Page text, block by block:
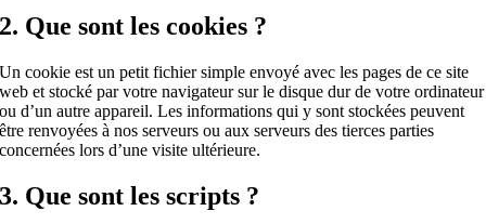
2. Que sont les cookies ?
Un cookie est un petit fichier simple envoyé avec les pages de ce site
web et stocké par votre navigateur sur le disque dur de votre ordinateur
ou d’un autre appareil. Les informations qui y sont stockées peuvent
être renvoyées à nos serveurs ou aux serveurs des tierces parties
concernées lors d’une visite ultérieure.
3. Que sont les scripts ?